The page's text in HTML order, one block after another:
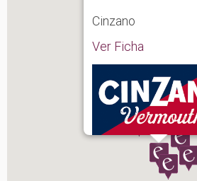
Cinzano
Ver Ficha